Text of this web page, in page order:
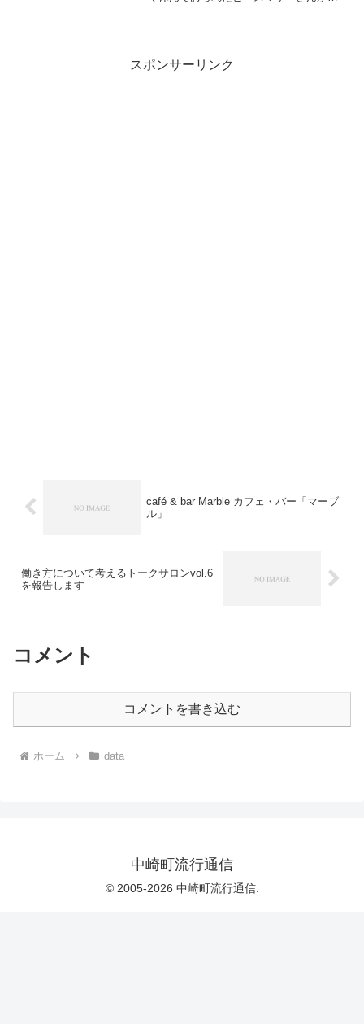
スポンサーリンク
café & bar Marble カフェ・バー「マーブ
ル」
働き方について考えるトークサロンvol.6
を報告します
コメント
コメントを書き込む
ホーム data
中崎町流行通信
© 2005-2026 中崎町流行通信.